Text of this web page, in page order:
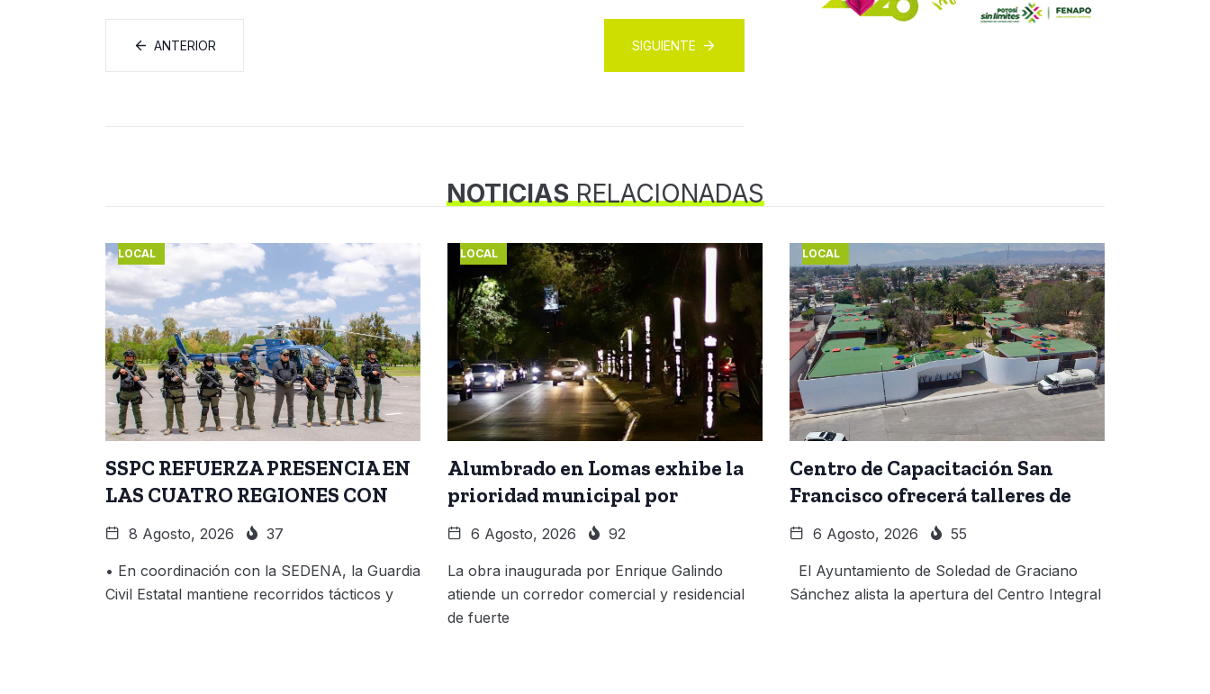
ANTERIOR SIGUIENTE
NOTICIASRELACIONADAS
LOCAL
SSPC REFUERZA PRESENCIA EN
LAS CUATRO REGIONES CON
8 Agosto, 2026 37
• En coordinación con la SEDENA, la Guardia
Civil Estatal mantiene recorridos tácticos y
LOCAL
Alumbrado en Lomas exhibe la
prioridad municipal por
6 Agosto, 2026 92
La obra inaugurada por Enrique Galindo
atiende un corredor comercial y residencial
de fuerte
LOCAL
Centro de Capacitación San
Francisco ofrecerá talleres de
6 Agosto, 2026 55
El Ayuntamiento de Soledad de Graciano
Sánchez alista la apertura del Centro Integral